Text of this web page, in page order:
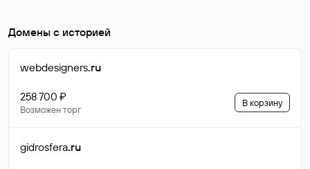
Домены с историей
webdesigners.ru
258 700 ₽
Возможен торг
В корзину
gidrosfera.ru